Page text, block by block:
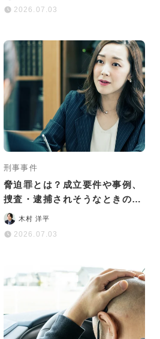
2026.07.03
刑事事件
脅迫罪とは？成立要件や事例、
捜査・逮捕されそうなときの対
処法まで解説
木村 洋平
2026.07.03